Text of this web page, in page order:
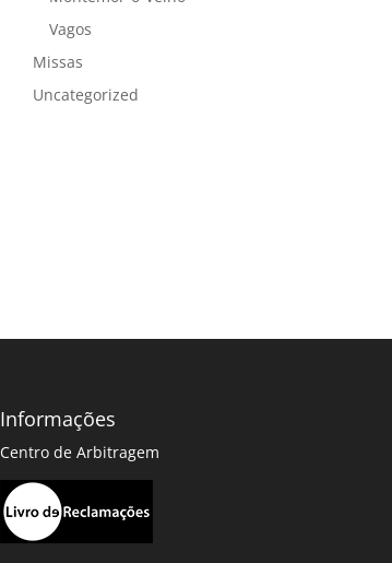
Vagos
Missas
Uncategorized
Informações
Centro de Arbitragem